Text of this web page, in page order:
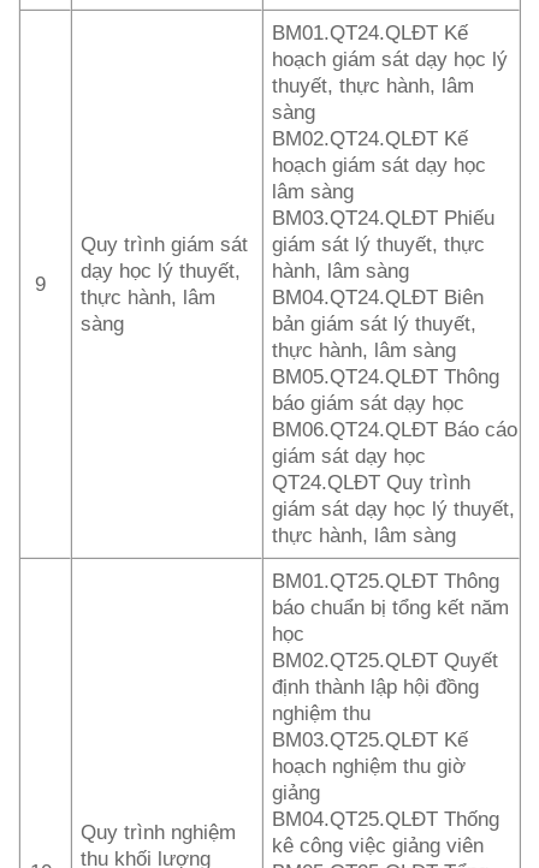
9
Quy trình giám sát
dạy học lý thuyết,
thực hành, lâm
sàng
BM01.QT24.QLĐT Kế
hoạch giám sát dạy học lý
thuyết, thực hành, lâm
sàng
BM02.QT24.QLĐT Kế
hoạch giám sát dạy học
lâm sàng
BM03.QT24.QLĐT Phiếu
giám sát lý thuyết, thực
hành, lâm sàng
BM04.QT24.QLĐT Biên
bản giám sát lý thuyết,
thực hành, lâm sàng
BM05.QT24.QLĐT Thông
báo giám sát dạy học
BM06.QT24.QLĐT Báo cáo
giám sát dạy học
QT24.QLĐT Quy trình
giám sát dạy học lý thuyết,
thực hành, lâm sàng
Quy trình nghiệm
thu khối lượng
BM01.QT25.QLĐT Thông
báo chuẩn bị tổng kết năm
học
BM02.QT25.QLĐT Quyết
định thành lập hội đồng
nghiệm thu
BM03.QT25.QLĐT Kế
hoạch nghiệm thu giờ
giảng
BM04.QT25.QLĐT Thống
kê công việc giảng viên